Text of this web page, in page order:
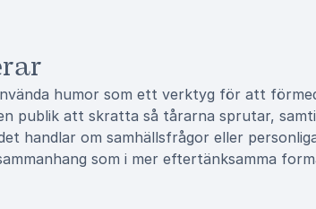
humor som ett verktyg för att
publik att skratta så tårarna sprutar,
handlar om samhällsfrågor eller
som i mer eftertänksamma